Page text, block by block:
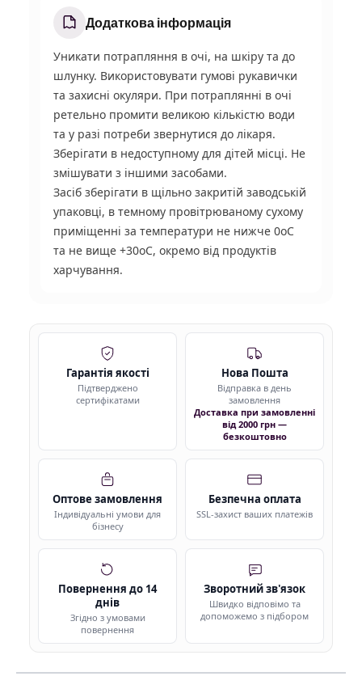
Додаткова інформація
Уникати потрапляння в очі, на шкіру та до
шлунку. Використовувати гумові рукавички
та захисні окуляри. При потраплянні в очі
ретельно промити великою кількістю води
та у разі потреби звернутися до лікаря.
Зберігати в недоступному для дітей місці. Не
змішувати з іншими засобами.
Засіб зберігати в щільно закритій заводській
упаковці, в темному провітрюваному сухому
приміщенні за температури не нижче 0оС
та не вище +30оС, окремо від продуктів
харчування.
Гарантія якості
Підтверджено
сертифікатами
Нова Пошта
Відправка в день
замовлення
Доставка при замовленні
від 2000 грн —
безкоштовно
Оптове замовлення
Індивідуальні умови для
бізнесу
Безпечна оплата
SSL-захист ваших платежів
Повернення до 14
днів
Згідно з умовами
повернення
Зворотний зв'язок
Швидко відповімо та
допоможемо з підбором